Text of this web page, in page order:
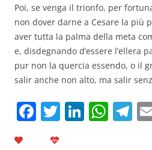
Poi, se venga il trionfo, per
non dover darne a Cesare la più
aver tutta la palma della meta
e, disdegnando d’essere l’ellera
pur non la quercia essendo, o il
salir anche non alto, ma salir
F T Li W T